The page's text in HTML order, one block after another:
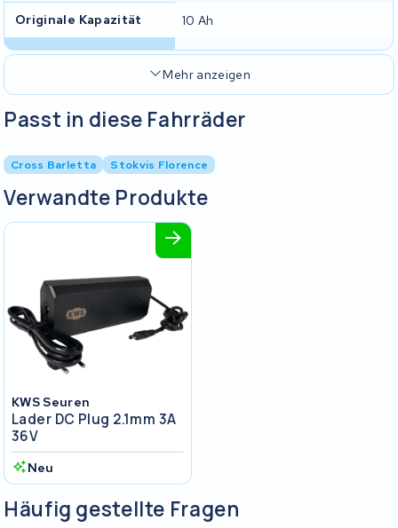
Originale Kapazität 10 Ah
Mehr anzeigen
Passt in diese Fahrräder
Cross Barletta Stokvis Florence
Verwandte Produkte
KWS Seuren
Lader DC Plug 2.1mm 3A
36V
Neu
Häufig gestellte Fragen